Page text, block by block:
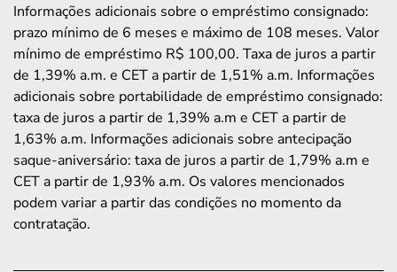
Informações adicionais sobre o empréstimo consignado:
prazo mínimo de 6 meses e máximo de 108 meses. Valor
mínimo de empréstimo R$ 100,00. Taxa de juros a partir
de 1,39% a.m. e CET a partir de 1,51% a.m. Informações
adicionais sobre portabilidade de empréstimo consignado:
taxa de juros a partir de 1,39% a.m e CET a partir de
1,63% a.m. Informações adicionais sobre antecipação
saque-aniversário: taxa de juros a partir de 1,79% a.m e
CET a partir de 1,93% a.m. Os valores mencionados
podem variar a partir das condições no momento da
contratação.